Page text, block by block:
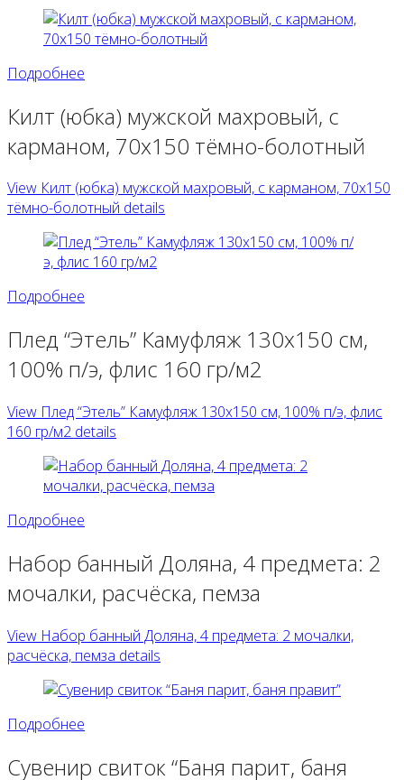
Подробнее
Килт (юбка) мужской махровый, с
карманом, 70х150 тёмно-болотный
View Килт (юбка) мужской махровый, с карманом, 70х150
тёмно-болотный details
Подробнее
Плед “Этель” Камуфляж 130х150 см,
100% п/э, флис 160 гр/м2
View Плед “Этель” Камуфляж 130х150 см, 100% п/э, флис
160 гр/м2 details
Подробнее
Набор банный Доляна, 4 предмета: 2
мочалки, расчёска, пемза
View Набор банный Доляна, 4 предмета: 2 мочалки,
расчёска, пемза details
Подробнее
Сувенир свиток “Баня парит, баня